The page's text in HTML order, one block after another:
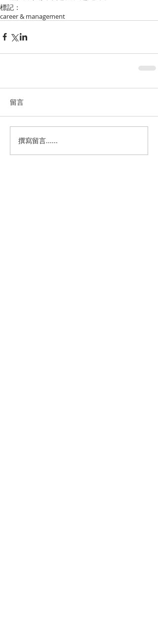
標記：
career & management
留言
撰寫留言......